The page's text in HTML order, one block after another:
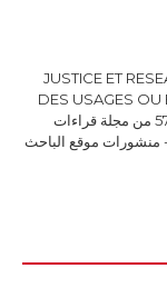
JUSTICE ET
DES USAGES OU
Mme Malika ZITOUNY - العدد 57 من مجلة قراءات
منشورات موقع الباحث